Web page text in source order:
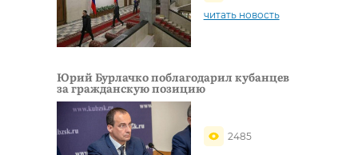
читать новость
Юрий Бурлачко поблагодарил кубанцев
за гражданскую позицию
2485